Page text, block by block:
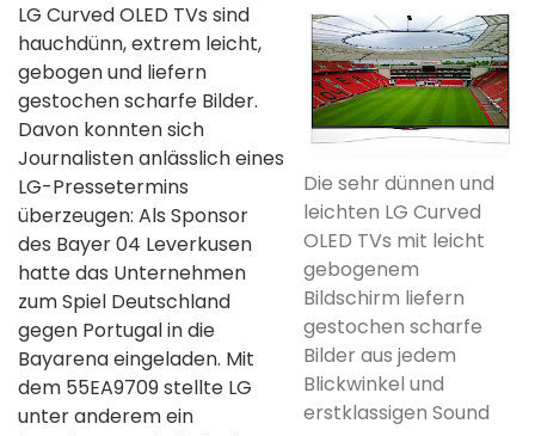
Die sehr dünnen und
leichten LG Curved
OLED TVs mit leicht
gebogenem
Bildschirm liefern
gestochen scharfe
Bilder aus jedem
Blickwinkel und
erstklassigen Sound
LG Curved OLED TVs sind
hauchdünn, extrem leicht,
gebogen und liefern
gestochen scharfe Bilder.
Davon konnten sich
Journalisten anlässlich eines
LG-Pressetermins
überzeugen: Als Sponsor
des Bayer 04 Leverkusen
hatte das Unternehmen
zum Spiel Deutschland
gegen Portugal in die
Bayarena eingeladen. Mit
dem 55EA9709 stellte LG
unter anderem ein